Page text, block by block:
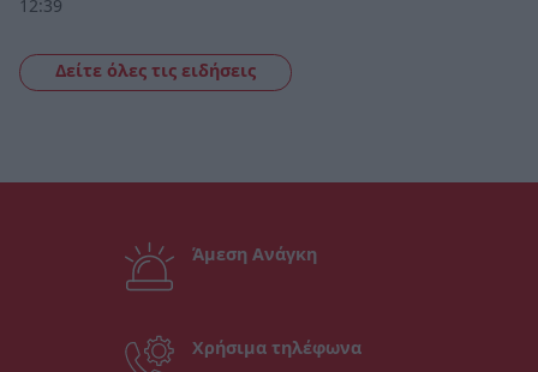
12:39
Δείτε όλες τις ειδήσεις
Άμεση Ανάγκη
Χρήσιμα τηλέφωνα